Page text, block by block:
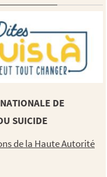
DE
SUICIDE
de la Haute Autorité